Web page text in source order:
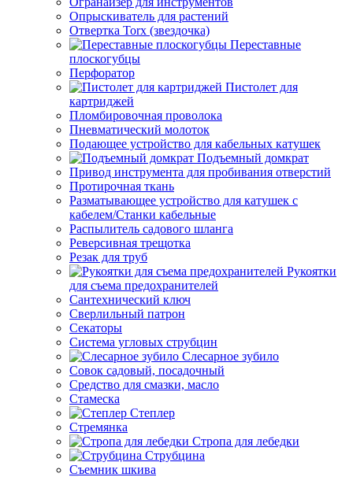
Опрыскиватель для растений
Отвертка Torx (звездочка)
Переставные
плоскогубцы
Перфоратор
Пистолет для
картриджей
Пломбировочная проволока
Пневматический молоток
Подающее устройство для кабельных катушек
Подъемный домкрат
Привод инструмента для пробивания отверстий
Протирочная ткань
Разматывающее устройство для катушек с
кабелем/Станки кабельные
Распылитель садового шланга
Реверсивная трещотка
Резак для труб
Рукоятки
для съема предохранителей
Сантехнический ключ
Сверлильный патрон
Секаторы
Система угловых струбцин
Слесарное зубило
Совок садовый, посадочный
Средство для смазки, масло
Стамеска
Степлер
Стремянка
Стропа для лебедки
Струбцина
Съемник шкива